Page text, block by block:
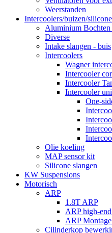
Weerstanden
Intercoolers/buizen/
Aluminium
Diverse
Intake slangen - buis
Intercoolers
Wagner
Intercooler
Intercooler
Intercooler
One-
Olie koeling
MAP sensor kit
Silicone slangen
KW Suspensions
Motorisch
ARP
1.8T ARP
ARP high-
ARP
Cilinderkop